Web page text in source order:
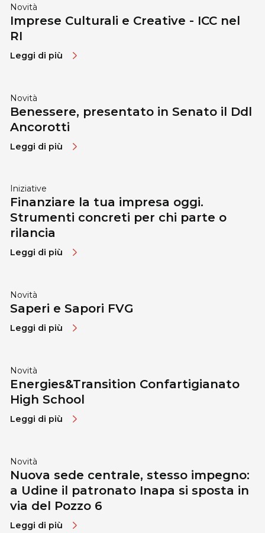
Novità
Imprese Culturali e Creative - ICC nel
RI
Leggi di più
Novità
Benessere, presentato in Senato il Ddl
Ancorotti
Leggi di più
Iniziative
Finanziare la tua impresa oggi.
Strumenti concreti per chi parte o
rilancia
Leggi di più
Novità
Saperi e Sapori FVG
Leggi di più
Novità
Energies&Transition Confartigianato
High School
Leggi di più
Novità
Nuova sede centrale, stesso impegno:
a Udine il patronato Inapa si sposta in
via del Pozzo 6
Leggi di più